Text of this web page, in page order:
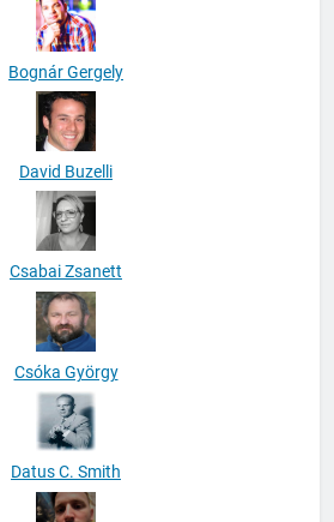
Bognár Gergely
David Buzelli
Csabai Zsanett
Csóka György
Datus C. Smith